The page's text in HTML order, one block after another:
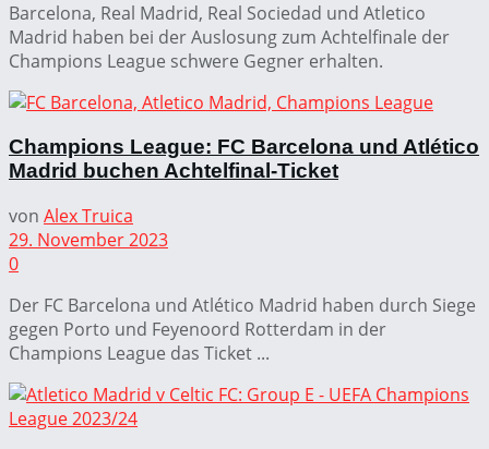
Barcelona, Real Madrid, Real Sociedad und Atletico
Madrid haben bei der Auslosung zum Achtelfinale der
Champions League schwere Gegner erhalten.
Champions League: FC Barcelona und Atlético
Madrid buchen Achtelfinal-Ticket
von Alex Truica
29. November 2023
0
Der FC Barcelona und Atlético Madrid haben durch Siege
gegen Porto und Feyenoord Rotterdam in der
Champions League das Ticket ...